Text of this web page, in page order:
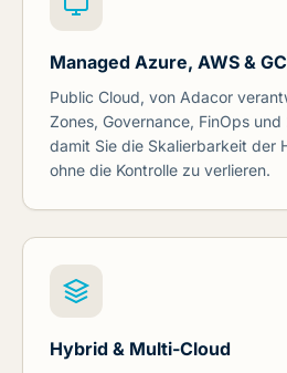
Managed Azure, AWS &
Public Cloud, von Adacor
Zones, Governance, FinOps
damit Sie die Skalierbarkeit der
ohne die Kontrolle zu verlieren.
Hybrid & Multi-Cloud